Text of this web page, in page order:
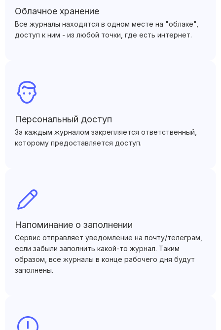
Облачное хранение
Все журналы находятся в одном месте на "облаке",
доступ к ним - из любой точки, где есть интернет.
Персональный доступ
За каждым журналом закрепляется ответственный,
которому предоставляется доступ.
Напоминание о заполнении
Сервис отправляет уведомление на почту/телеграм,
если забыли заполнить какой-то журнал. Таким
образом, все журналы в конце рабочего дня будут
заполнены.